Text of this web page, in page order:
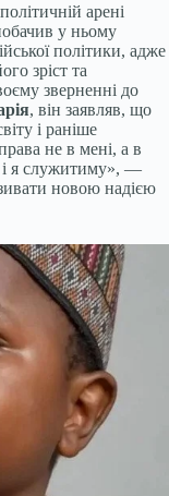
арені
у ньому
політики, адже
зріст та
зверненні до
, він заявляв, що
і раніше
не в мені, а в
і я служитиму», —
новою надією